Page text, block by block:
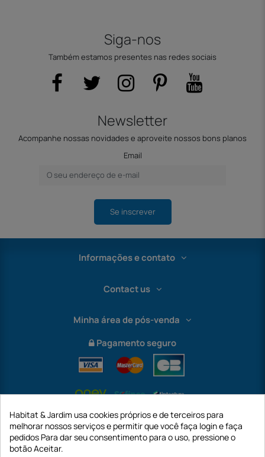
Siga-nos
Também estamos presentes nas redes sociais
Newsletter
Acompanhe nossas novidades e aproveite nossos bons planos
Email
Se inscrever
Informações e contato
Contact us
Minha área de pós-venda
Pagamento seguro
Habitat & Jardim usa cookies próprios e de terceiros para
melhorar nossos serviços e permitir que você faça login e faça
pedidos Para dar seu consentimento para o uso, pressione o
botão Aceitar.